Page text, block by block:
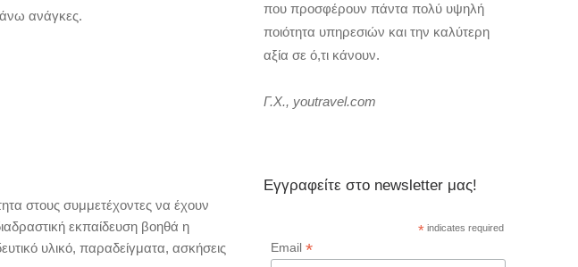
ανάγκες.
στους συμμετέχοντες να έχουν
εκπαίδευση βοηθά η
υλικό, παραδείγματα, ασκήσεις
που προσφέρουν πάντα πολύ υψηλή
ποιότητα υπηρεσιών και την καλύτερη
αξία σε ό,τι κάνουν.
Γ.Χ., youtravel.com
Εγγραφείτε στο newsletter μας!
* indicates required
Email*